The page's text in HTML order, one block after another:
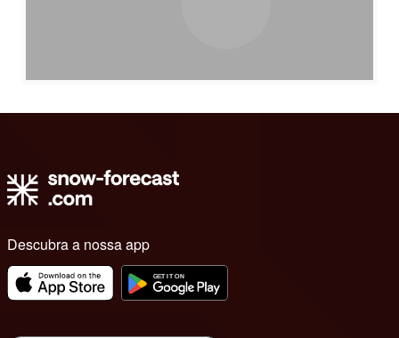
Descubra a nossa app